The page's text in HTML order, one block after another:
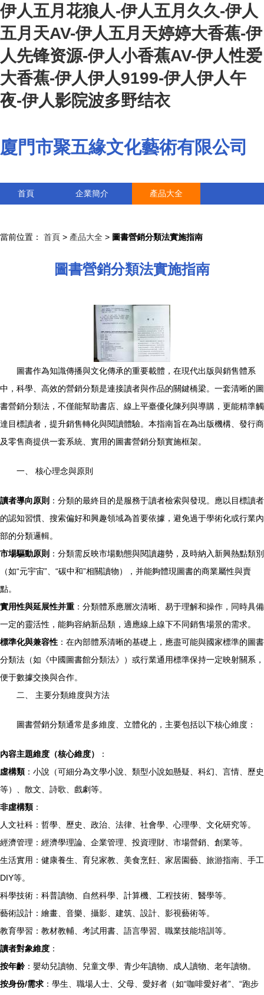
伊人五月花狼人-伊人五月久久-伊人
五月天AV-伊人五月天婷婷大香蕉-伊
人先锋资源-伊人小香蕉AV-伊人性爱
大香蕉-伊人伊人9199-伊人伊人午
夜-伊人影院波多野结衣
廈門市聚五緣文化藝術有限公司
首頁 企業簡介 產品大全
當前位置： 首頁 > 產品大全 > 圖書營銷分類法實施指南
圖書營銷分類法實施指南
圖書作為知識傳播與文化傳承的重要載體，在現代出版與銷售體系
中，科學、高效的營銷分類是連接讀者與作品的關鍵橋梁。一套清晰的圖
書營銷分類法，不僅能幫助書店、線上平臺優化陳列與導購，更能精準觸
達目標讀者，提升銷售轉化與閱讀體驗。本指南旨在為出版機構、發行商
及零售商提供一套系統、實用的圖書營銷分類實施框架。
一、 核心理念與原則
讀者導向原則 ：分類的最終目的是服務于讀者檢索與發現。應以目標讀者
的認知習慣、搜索偏好和興趣領域為首要依據，避免過于學術化或行業內
部的分類邏輯。
市場驅動原則 ：分類需反映市場動態與閱讀趨勢，及時納入新興熱點類別
（如“元宇宙”、“碳中和”相關讀物），并能夠體現圖書的商業屬性與賣
點。
實用性與延展性并重 ：分類體系應層次清晰、易于理解和操作，同時具備
一定的靈活性，能夠容納新品類，適應線上線下不同銷售場景的需求。
標準化與兼容性 ：在內部體系清晰的基礎上，應盡可能與國家標準的圖書
分類法（如《中國圖書館分類法》）或行業通用標準保持一定映射關系，
便于數據交換與合作。
二、 主要分類維度與方法
圖書營銷分類通常是多維度、立體化的，主要包括以下核心維度：
內容主題維度（核心維度）
：
虛構類 ：小說（可細分為文學小說、類型小說如懸疑、科幻、言情、歷史
等）、散文、詩歌、戲劇等。
非虛構類 ：
人文社科：哲學、歷史、政治、法律、社會學、心理學、文化研究等。
經濟管理：經濟學理論、企業管理、投資理財、市場營銷、創業等。
生活實用：健康養生、育兒家教、美食烹飪、家居園藝、旅游指南、手工
DIY等。
科學技術：科普讀物、自然科學、計算機、工程技術、醫學等。
藝術設計：繪畫、音樂、攝影、建筑、設計、影視藝術等。
教育學習：教材教輔、考試用書、語言學習、職業技能培訓等。
讀者對象維度 ：
按年齡：嬰幼兒讀物、兒童文學、青少年讀物、成人讀物、老年讀物。
按身份/需求 ：學生、職場人士、父母、愛好者（如“咖啡愛好者”、“跑步